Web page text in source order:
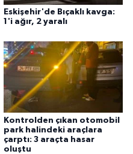
Eskişehir'de Bıçaklı kavga:
1'i ağır, 2 yaralı
Kontrolden çıkan otomobil
park halindeki araçlara
çarptı: 3 araçta hasar
oluştu